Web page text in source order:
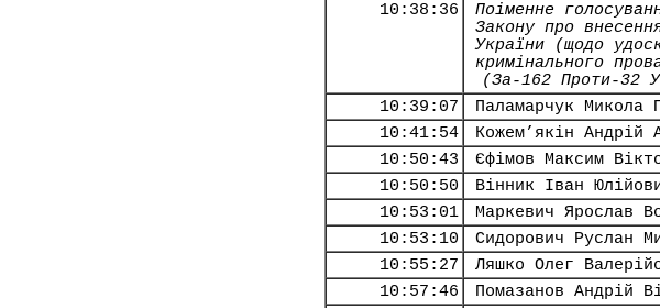
10:38:36
Поіменне
Закону про
України (щодо
кримінального
(За-162 Проти-32
10:39:07
Паламарчук Микола
10:41:54
Кожем’якін Андрій
10:50:43
Єфімов Максим
10:50:50
Вінник Іван
10:53:01
Маркевич Ярослав
10:53:10
Сидорович Руслан
10:55:27
Ляшко Олег
10:57:46
Помазанов Андрій